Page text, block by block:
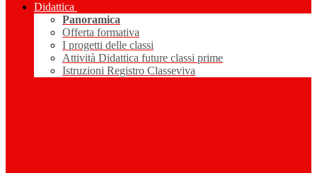
Didattica
Panoramica
Offerta formativa
I progetti delle classi
Attività Didattica future classi prime
Istruzioni Registro Classeviva